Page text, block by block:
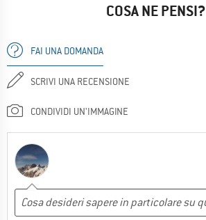
COSA NE PENSI?
FAI UNA DOMANDA
SCRIVI UNA RECENSIONE
CONDIVIDI UN'IMMAGINE